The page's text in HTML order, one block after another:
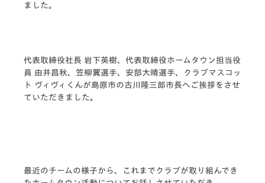
ました。
代表取締役社長 岩下英樹、代表取締役ホームタウン担当役
員 由井昌秋、笠柳翼選手、安部大晴選手、クラブマスコッ
ト ヴィヴィくんが島原市の古川隆三郎市長へご挨拶をさせ
ていただきました。
最近のチームの様子から、これまでクラブが取り組んでき